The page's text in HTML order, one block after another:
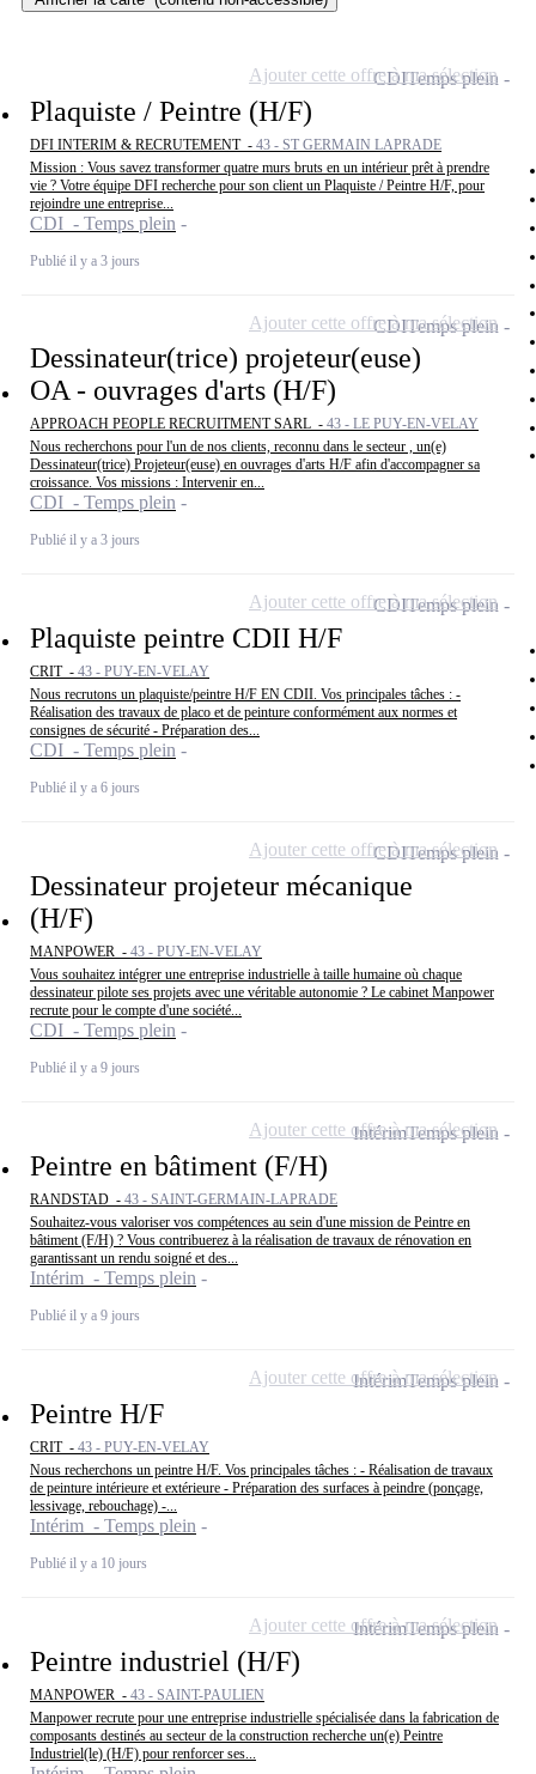
Plaquiste / Peintre (H/F)
DFI INTERIM & RECRUTEMENT - 43 - ST GERMAIN LAPRADE
Mission : Vous savez transformer quatre murs bruts en un intérieur prêt à prendre
vie ? Votre équipe DFI recherche pour son client un Plaquiste / Peintre H/F, pour
rejoindre une entreprise...
CDI - Temps plein
Publié il y a 3 jours
CDITemps plein
Ajouter cette offre à ma sélection
Dessinateur(trice) projeteur(euse)
OA - ouvrages d'arts (H/F)
APPROACH PEOPLE RECRUITMENT SARL - 43 - LE PUY-EN-VELAY
Nous recherchons pour l'un de nos clients, reconnu dans le secteur , un(e)
Dessinateur(trice) Projeteur(euse) en ouvrages d'arts H/F afin d'accompagner sa
croissance. Vos missions : Intervenir en...
CDI - Temps plein
Publié il y a 3 jours
CDITemps plein
Ajouter cette offre à ma sélection
Plaquiste peintre CDII H/F
CRIT - 43 - PUY-EN-VELAY
Nous recrutons un plaquiste/peintre H/F EN CDII. Vos principales tâches : -
Réalisation des travaux de placo et de peinture conformément aux normes et
consignes de sécurité - Préparation des...
CDI - Temps plein
Publié il y a 6 jours
CDITemps plein
Ajouter cette offre à ma sélection
Dessinateur projeteur mécanique
(H/F)
MANPOWER - 43 - PUY-EN-VELAY
Vous souhaitez intégrer une entreprise industrielle à taille humaine où chaque
dessinateur pilote ses projets avec une véritable autonomie ? Le cabinet Manpower
recrute pour le compte d'une société...
CDI - Temps plein
Publié il y a 9 jours
CDITemps plein
Ajouter cette offre à ma sélection
Peintre en bâtiment (F/H)
RANDSTAD - 43 - SAINT-GERMAIN-LAPRADE
Souhaitez-vous valoriser vos compétences au sein d'une mission de Peintre en
bâtiment (F/H) ? Vous contribuerez à la réalisation de travaux de rénovation en
garantissant un rendu soigné et des...
Intérim - Temps plein
Publié il y a 9 jours
IntérimTemps plein
Ajouter cette offre à ma sélection
Peintre H/F
CRIT - 43 - PUY-EN-VELAY
Nous recherchons un peintre H/F. Vos principales tâches : - Réalisation de travaux
de peinture intérieure et extérieure - Préparation des surfaces à peindre (ponçage,
lessivage, rebouchage) -...
Intérim - Temps plein
Publié il y a 10 jours
IntérimTemps plein
Ajouter cette offre à ma sélection
Peintre industriel (H/F)
MANPOWER - 43 - SAINT-PAULIEN
Manpower recrute pour une entreprise industrielle spécialisée dans la fabrication de
composants destinés au secteur de la construction recherche un(e) Peintre
Industriel(le) (H/F) pour renforcer ses...
IntérimTemps plein
Ajouter cette offre à ma sélection